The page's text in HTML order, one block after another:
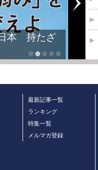
最新記事一覧
ランキング
特集一覧
メルマガ登録